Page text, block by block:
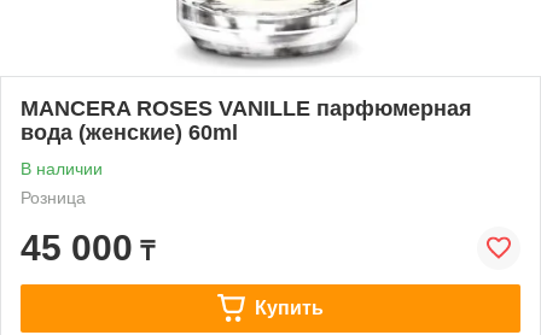
MANCERA ROSES VANILLE парфюмерная
вода (женские) 60ml
В наличии
Розница
45 000 ₸
Купить